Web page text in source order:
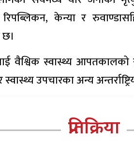
केन्या र
वैश्विक स्वास्थ्य आपतकालको
उपचारका अन्य
प्रतिक्रिया